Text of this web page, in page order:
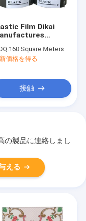
Film Dikai
Code Black
Stamping Ink
160 Square Meters
価格を得る
接触
の製品に連絡しまし
える